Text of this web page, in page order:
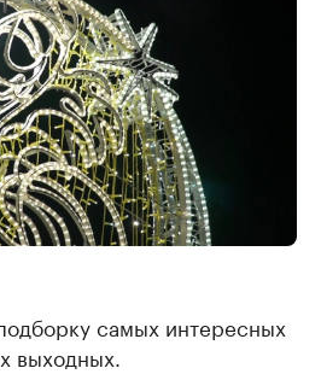
самых интересных
выходных.